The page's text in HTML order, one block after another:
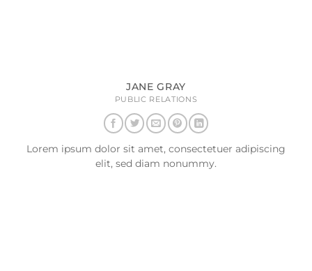
JANE GRAY
PUBLIC RELATIONS
Lorem ipsum dolor sit amet, consectetuer adipiscing
elit, sed diam nonummy.